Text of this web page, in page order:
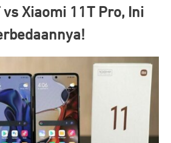
Xiaomi 11T Pro, Ini